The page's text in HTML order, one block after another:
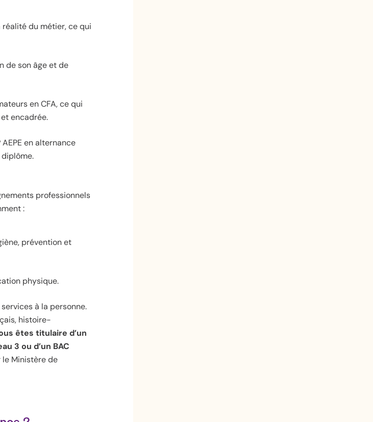
du métier, ce qui
de son âge et de
en CFA, ce qui
encadrée.
en alternance
professionnels
:
prévention et
physique.
à la personne.
histoire-
êtes titulaire d’un
3 ou d’un BAC
le Ministère de